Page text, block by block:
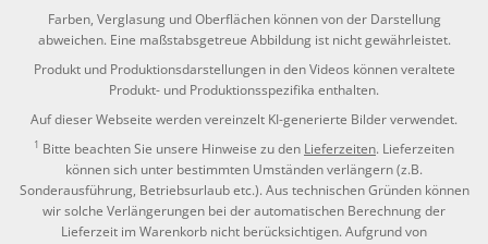
Farben, Verglasung und Oberflächen können von der Darstellung
abweichen. Eine maßstabsgetreue Abbildung ist nicht gewährleistet.
Produkt und Produktionsdarstellungen in den Videos können veraltete
Produkt- und Produktionsspezifika enthalten.
Auf dieser Webseite werden vereinzelt KI-generierte Bilder verwendet.
1 Bitte beachten Sie unsere Hinweise zu den Lieferzeiten. Lieferzeiten
können sich unter bestimmten Umständen verlängern (z.B.
Sonderausführung, Betriebsurlaub etc.). Aus technischen Gründen können
wir solche Verlängerungen bei der automatischen Berechnung der
Lieferzeit im Warenkorb nicht berücksichtigen. Aufgrund von